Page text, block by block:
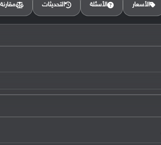
الأسعار الأسئلة التحديثات مقارنة